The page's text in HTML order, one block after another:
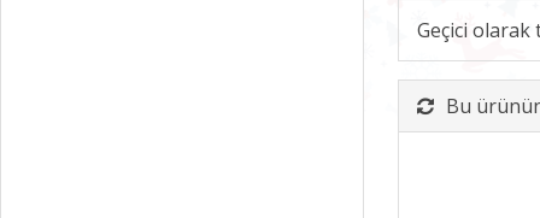
Geçici
Bu